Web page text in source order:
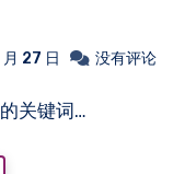
27 日 没有评论
的关键词…